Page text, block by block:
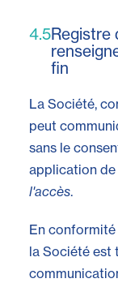
4.5Registre
fin
La Société,
peut
sans le
application
l'accès.
En conformité
la Société est